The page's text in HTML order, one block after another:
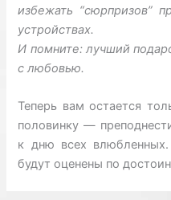
избежать “сюрпризов”
устройствах.
И помните: лучший
с любовью.
Теперь вам остается
половинку —
к дню всех
будут оценены по